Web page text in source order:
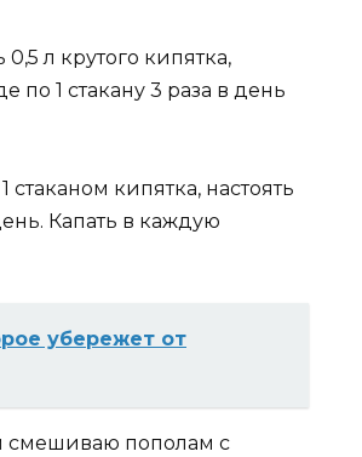
л крутого кипятка,
по 1 стакану 3 раза в день
кипятка, настоять
Капать в каждую
убережет от
смешиваю пополам с